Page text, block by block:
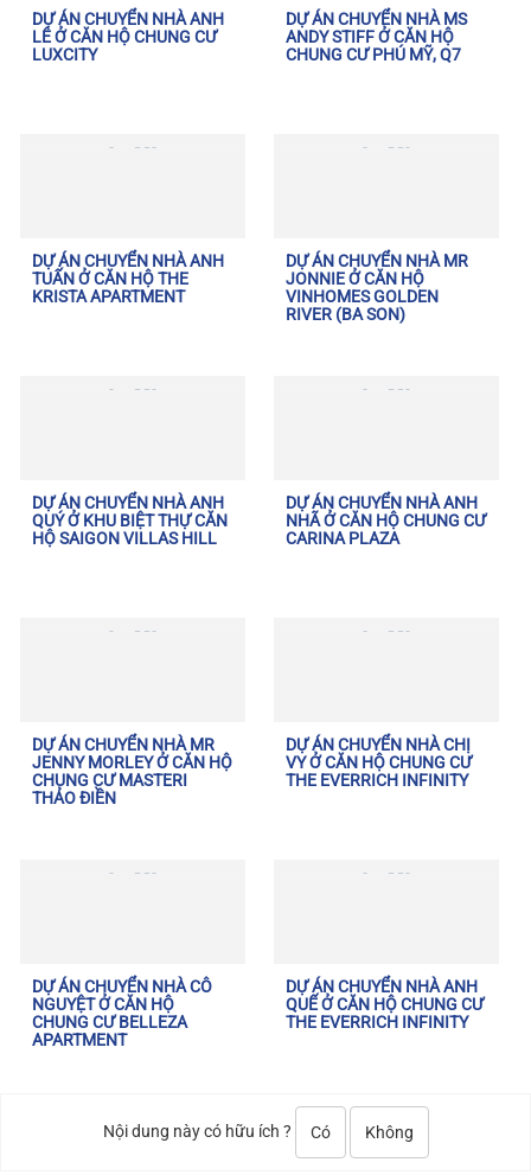
DỰ ÁN CHUYỂN NHÀ ANH
LÊ Ở CĂN HỘ CHUNG CƯ
LUXCITY
DỰ ÁN CHUYỂN NHÀ MS
ANDY STIFF Ở CĂN HỘ
CHUNG CƯ PHÚ MỸ, Q7
DỰ ÁN CHUYỂN NHÀ ANH
TUẤN Ở CĂN HỘ THE
KRISTA APARTMENT
DỰ ÁN CHUYỂN NHÀ MR
JONNIE Ở CĂN HỘ
VINHOMES GOLDEN
RIVER (BA SON)
DỰ ÁN CHUYỂN NHÀ ANH
QUÝ Ở KHU BIỆT THỰ CĂN
HỘ SAIGON VILLAS HILL
DỰ ÁN CHUYỂN NHÀ ANH
NHÃ Ở CĂN HỘ CHUNG CƯ
CARINA PLAZA
DỰ ÁN CHUYỂN NHÀ MR
JENNY MORLEY Ở CĂN HỘ
CHUNG CƯ MASTERI
THẢO ĐIỀN
DỰ ÁN CHUYỂN NHÀ CHỊ
VY Ở CĂN HỘ CHUNG CƯ
THE EVERRICH INFINITY
DỰ ÁN CHUYỂN NHÀ CÔ
NGUYỆT Ở CĂN HỘ
CHUNG CƯ BELLEZA
APARTMENT
DỰ ÁN CHUYỂN NHÀ ANH
QUẾ Ở CĂN HỘ CHUNG CƯ
THE EVERRICH INFINITY
Nội dung này có hữu ích ? Có Không